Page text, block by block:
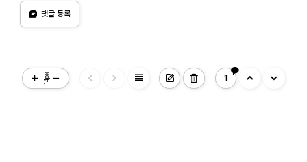
댓글 등록
14px view_headline 1